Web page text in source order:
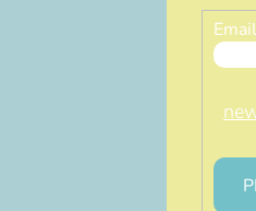
Email